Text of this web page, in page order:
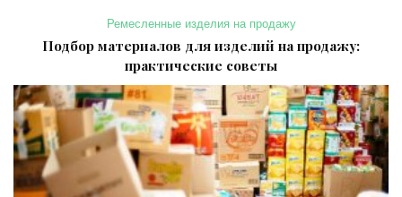
Ремесленные изделия на продажу
Подбор материалов для изделий на продажу:
практические советы